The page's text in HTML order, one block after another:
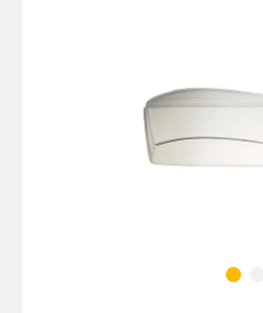
Автономное отопление и
кондиционировани
Стяжные ремни и тросы